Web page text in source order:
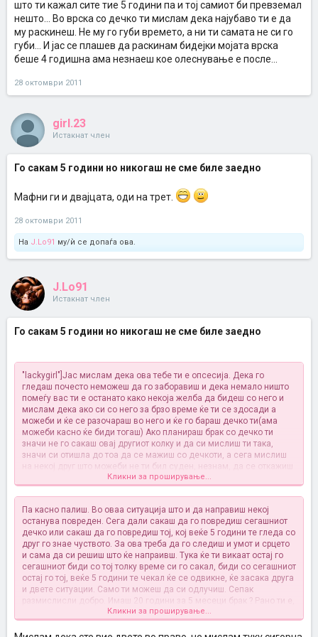
што ти кажал сите тие 5 години па и тој самиот би превземал
нешто... Во врска со дечко ти мислам дека најубаво ти е да
му раскинеш. Не му го губи времето, а ни ти самата не си го
губи... И јас се плашев да раскинам бидејки мојата врска
беше 4 годишна ама незнаеш кое олеснување е после...
28 октомври 2011
girl.23
Истакнат член
Го сакам 5 години но никогаш не сме биле заедно
Мафни ги и двајцата, оди на трет.
28 октомври 2011
На J.Lo91 му/ѝ се допаѓа ова.
J.Lo91
Истакнат член
Го сакам 5 години но никогаш не сме биле заедно
"lackygirl"]Јас мислам дека ова тебе ти е опсесија. Дека го
гледаш почесто неможеш да го заборавиш и дека немало ништо
помеѓу вас ти е останато како некоја желба да бидеш со него и
мислам дека ако си со него за брзо време ќе ти се здосади а
можеби и ќе се разочараш во него и ќе го бараш дечко ти(ама
можеби касно ќе биди тогаш) Ако планираш брак со дечко ти
значи не го сакаш овај другиот колку и да си мислиш ти така,
значи си отишла до тоа да се мажиш со дечкоти, а сега мислиш
на некој друг што можеби не ти бил суден, незнам, да се откажиш
сега за нешто што сте го планирале и ти (сигурно и семејството) и
семејството на дечко ти за некој со кој си немала ништо и не го
ќе добиеш.
Далеку од очите, далеку од срцето!кога нема да
го гледаш ќе го заборавиш
Кликни за проширување...
Па касно палиш. Во оваа ситуација што и да направиш некој
останува повреден. Сега дали сакаш да го повредиш сегашниот
дечко или сакаш да го повредиш тој, кој веќе 5 години те гледа со
друг го знае чуството. За ова треба да го следиш и умот и срцето
и сама да си решиш што ќе напраивш. Тука ќе ти викаат остај го
сегашниот биди со тој толку време си го сакал, биди со сегашниот
остај го тој, веќе 5 години те чекал ќе се одвикне, ќе засака друга
и двете ситуации. Само ти можеш да си одлучиш. Сепак
размислисли добро. Имаш 20 години за 5 месеци брак ? Рано ти е,
имаш време да мислиш, не избрзувај зошто ќе се каеш после. Мое
мислење е да си останеш со тој што ти е сега, за неколку години
брак (или сеедно) и заборави го тој. Пресели се со идниот сопрг
Кликни за проширување...